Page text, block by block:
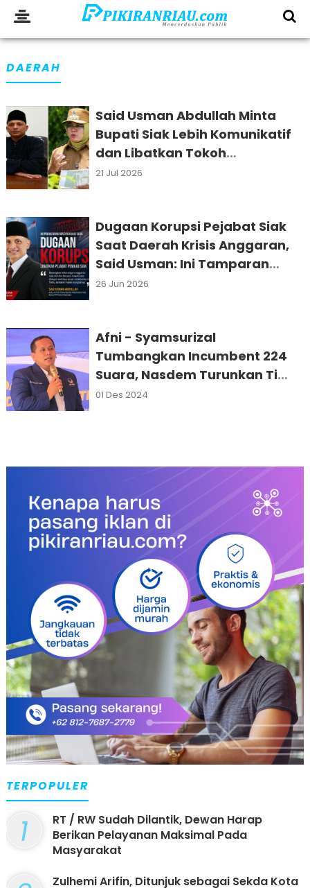
DAERAH
Said Usman Abdullah Minta
Bupati Siak Lebih Komunikatif
dan Libatkan Tokoh
Masyarakat Bangun Daerah
21 Jul 2026
Dugaan Korupsi Pejabat Siak
Saat Daerah Krisis Anggaran,
Said Usman: Ini Tamparan
Keras untuk Masyarakat
26 Jun 2026
Afni - Syamsurizal
Tumbangkan Incumbent 224
Suara, Nasdem Turunkan Tim
Khusus ke Siak
01 Des 2024
TERPOPULER
1
RT / RW Sudah Dilantik, Dewan Harap
Berikan Pelayanan Maksimal Pada
Masyarakat
Zulhemi Arifin, Ditunjuk sebagai Sekda Kota